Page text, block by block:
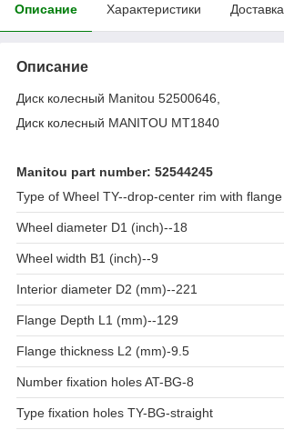
Описание Характеристики Доставка
Описание
Диск колесный Manitou 52500646,
Диск колесный MANITOU MT1840
Manitou part number: 52544245
Type of Wheel TY--drop-center rim with flange
Wheel diameter D1 (inch)--18
Wheel width B1 (inch)--9
Interior diameter D2 (mm)--221
Flange Depth L1 (mm)--129
Flange thickness L2 (mm)-9.5
Number fixation holes AT-BG-8
Type fixation holes TY-BG-straight